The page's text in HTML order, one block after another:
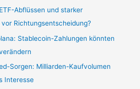
Abflüssen und starker
Richtungsentscheidung?
Stablecoin-Zahlungen könnten
Sorgen: Milliarden-Kaufvolumen
Interesse